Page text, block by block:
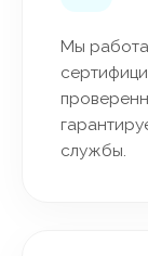
Мы
службы.